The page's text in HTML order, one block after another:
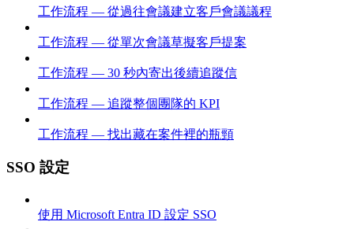
工作流程 — 從過往會議建立客戶會議議程
工作流程 — 從單次會議草擬客戶提案
工作流程 — 30 秒內寄出後續追蹤信
工作流程 — 追蹤整個團隊的 KPI
工作流程 — 找出藏在案件裡的瓶頸
SSO 設定
使用 Microsoft Entra ID 設定 SSO